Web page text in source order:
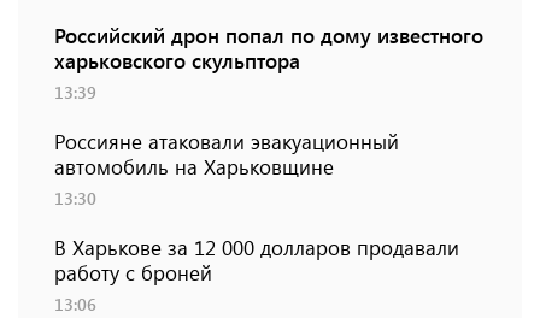
Российский дрон попал по дому известного
харьковского скульптора
13:39
Россияне атаковали эвакуационный
автомобиль на Харьковщине
13:30
В Харькове за 12 000 долларов продавали
работу с броней
13:06